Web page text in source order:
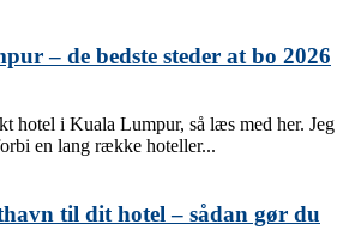
– de bedste steder at bo 2026
hotel i Kuala Lumpur, så læs med her. Jeg
en lang række hoteller...
til dit hotel – sådan gør du